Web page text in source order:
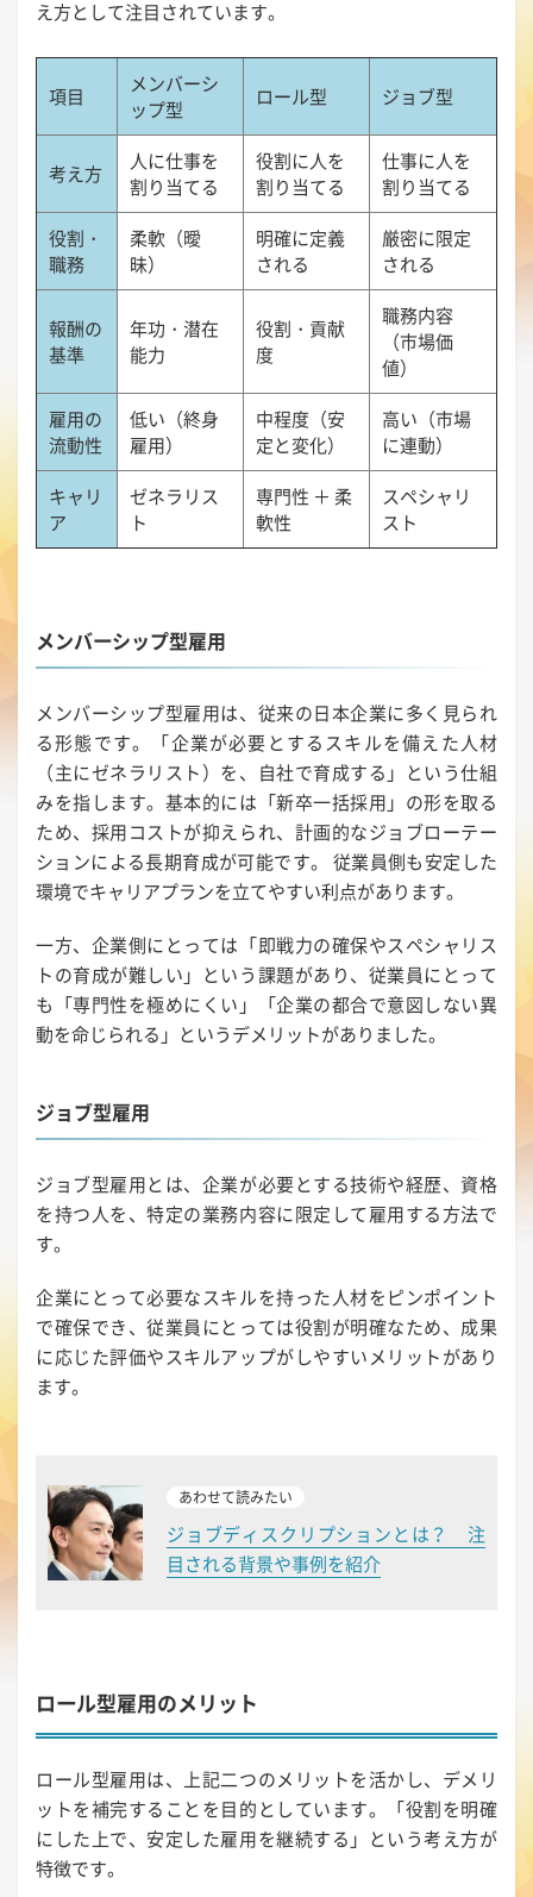
え方として注目されています。
項目
メンバーシ
ップ型
ロール型 ジョブ型
考え方
人に仕事を
割り当てる
役割に人を
割り当てる
仕事に人を
割り当てる
役割・
職務
柔軟（曖
昧）
明確に定義
される
厳密に限定
される
報酬の
基準
年功・潜在
能力
役割・貢献
度
職務内容
（市場価
値）
雇用の
流動性
低い（終身
雇用）
中程度（安
定と変化）
高い（市場
に連動）
キャリ
ア
ゼネラリス
ト
専門性 ＋ 柔
軟性
スペシャリ
スト
メンバーシップ型雇用
メンバーシップ型雇用は、従来の日本企業に多く見られ
る形態です。「企業が必要とするスキルを備えた人材
（主にゼネラリスト）を、自社で育成する」という仕組
みを指します。基本的には「新卒一括採用」の形を取る
ため、採用コストが抑えられ、計画的なジョブローテー
ションによる長期育成が可能です。 従業員側も安定した
環境でキャリアプランを立てやすい利点があります。
一方、企業側にとっては「即戦力の確保やスペシャリス
トの育成が難しい」という課題があり、従業員にとって
も「専門性を極めにくい」「企業の都合で意図しない異
動を命じられる」というデメリットがありました。
ジョブ型雇用
ジョブ型雇用とは、企業が必要とする技術や経歴、資格
を持つ人を、特定の業務内容に限定して雇用する方法で
す。
企業にとって必要なスキルを持った人材をピンポイント
で確保でき、従業員にとっては役割が明確なため、成果
に応じた評価やスキルアップがしやすいメリットがあり
ます。
あわせて読みたい
ジョブディスクリプションとは？ 注
目される背景や事例を紹介
ロール型雇用のメリット
ロール型雇用は、上記二つのメリットを活かし、デメリ
ットを補完することを目的としています。「役割を明確
にした上で、安定した雇用を継続する」という考え方が
特徴です。